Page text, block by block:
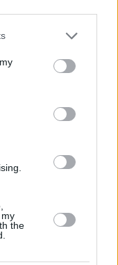
the
του
η
και μειώνονται